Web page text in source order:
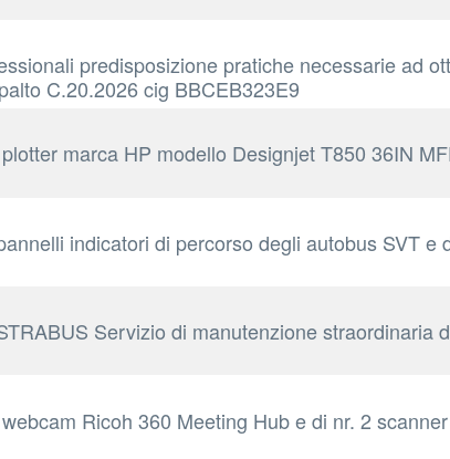
predisposizione pratiche necessarie ad
C.20.2026 cig BBCEB323E9
marca HP modello Designjet T850 36IN
indicatori di percorso degli autobus SVT e
Servizio di manutenzione straordinaria
Ricoh 360 Meeting Hub e di nr. 2